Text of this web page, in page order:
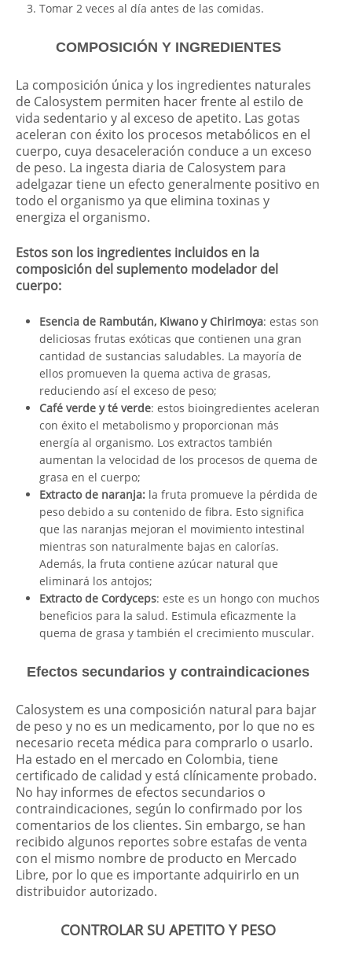
Tomar 2 veces al día antes de las comidas.
COMPOSICIÓN Y INGREDIENTES
La composición única y los ingredientes naturales
de Calosystem permiten hacer frente al estilo de
vida sedentario y al exceso de apetito. Las gotas
aceleran con éxito los procesos metabólicos en el
cuerpo, cuya desaceleración conduce a un exceso
de peso. La ingesta diaria de Calosystem para
adelgazar tiene un efecto generalmente positivo en
todo el organismo ya que elimina toxinas y
energiza el organismo.
Estos son los ingredientes incluidos en la
composición del suplemento modelador del
cuerpo:
Esencia de Rambután, Kiwano y Chirimoya: estas son
deliciosas frutas exóticas que contienen una gran
cantidad de sustancias saludables. La mayoría de
ellos promueven la quema activa de grasas,
reduciendo así el exceso de peso;
Café verde y té verde: estos bioingredientes aceleran
con éxito el metabolismo y proporcionan más
energía al organismo. Los extractos también
aumentan la velocidad de los procesos de quema de
grasa en el cuerpo;
Extracto de naranja: la fruta promueve la pérdida de
peso debido a su contenido de fibra. Esto significa
que las naranjas mejoran el movimiento intestinal
mientras son naturalmente bajas en calorías.
Además, la fruta contiene azúcar natural que
eliminará los antojos;
Extracto de Cordyceps: este es un hongo con muchos
beneficios para la salud. Estimula eficazmente la
quema de grasa y también el crecimiento muscular.
Efectos secundarios y contraindicaciones
Calosystem es una composición natural para bajar
de peso y no es un medicamento, por lo que no es
necesario receta médica para comprarlo o usarlo.
Ha estado en el mercado en Colombia, tiene
certificado de calidad y está clínicamente probado.
No hay informes de efectos secundarios o
contraindicaciones, según lo confirmado por los
comentarios de los clientes. Sin embargo, se han
recibido algunos reportes sobre estafas de venta
con el mismo nombre de producto en Mercado
Libre, por lo que es importante adquirirlo en un
distribuidor autorizado.
CONTROLAR SU APETITO Y PESO